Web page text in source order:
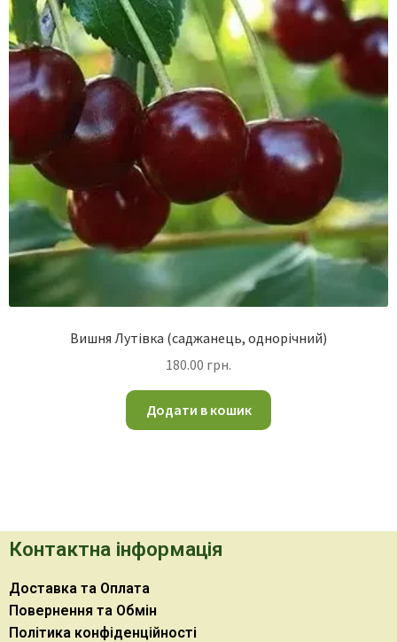
Вишня Лутівка (саджанець, однорічний)
180.00 грн.
Додати в кошик
Контактна інформація
Доставка та Оплата
Повернення та Обмін
Політика конфіденційності